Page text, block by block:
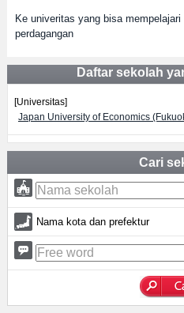
Ke univeritas yang bisa
perdagangan
Daftar sekolah
[Universitas]
Japan University of Economics
Cari
Nama kota dan prefektur